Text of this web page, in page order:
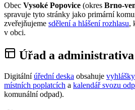
Obec Vysoké Popovice (okres Brno-
spravuje tyto stránky jako primární
zveřejňujeme sdělení a hlášení rozhlasu,
v obci.
Úřad a administrativa
Digitální úřední deska obsahuje
místních poplatcích a kalendář svozu
komunální odpad).